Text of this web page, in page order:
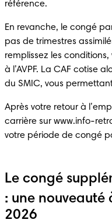
référence.
En revanche, le congé
pas de trimestres
remplissez les
à l’AVPF. La CAF cotise
du SMIC, vous
Après votre retour à
carrière sur www.info-
votre période de congé
Le congé
: une nouveauté
2026